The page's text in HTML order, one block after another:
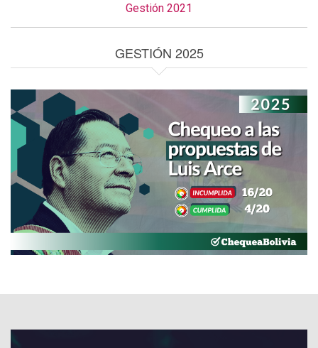
Gestión 2021
GESTIÓN 2025